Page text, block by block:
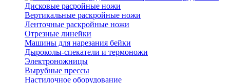
Дисковые расройные ножи
Вертикальные раскройные ножи
Ленточные раскройные ножи
Отрезные линейки
Машины для нарезания бейки
Дыроколы-спекатели и термоножи
Электроножницы
Вырубные прессы
Настилочное оборудование